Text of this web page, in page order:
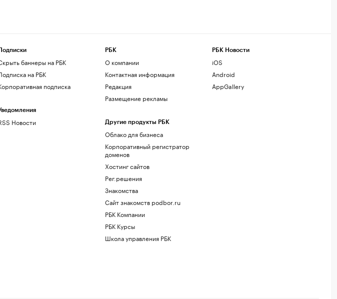
баннеры на РБК
на РБК
подписка
Новости
РБК
О компании
Контактная информация
Редакция
Размещение рекламы
Другие продукты РБК
Облако для бизнеса
Корпоративный регистратор
доменов
Хостинг сайтов
Рег.решения
Знакомства
Сайт знакомств podbor.ru
РБК Компании
РБК Курсы
Школа управления РБК
РБК Новости
iOS
Android
AppGallery